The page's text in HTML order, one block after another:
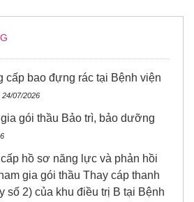
cấp bao đựng rác tại Bệnh viện
24/07/2026
gói thầu Bảo trì, bảo dưỡng
hồ sơ năng lực và phản hồi
gia gói thầu Thay cáp thanh
số 2) của khu điều trị B tại Bệnh